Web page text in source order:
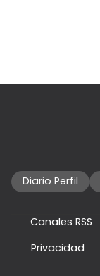
Diario Perfil
Canales RSS
Privacidad